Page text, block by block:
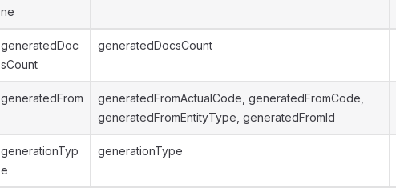
ne
generatedDoc
sCount
generatedDocsCount
generatedFrom
generatedFromActualCode, generatedFromCode,
generatedFromEntityType, generatedFromId
generationTyp
e
generationType